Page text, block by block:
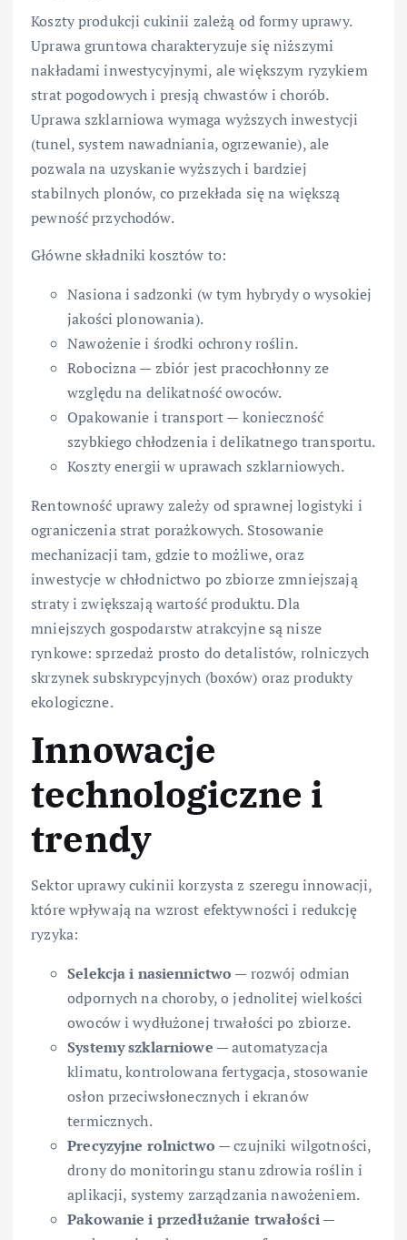
Koszty produkcji cukinii zależą od formy uprawy.
Uprawa gruntowa charakteryzuje się niższymi
nakładami inwestycyjnymi, ale większym ryzykiem
strat pogodowych i presją chwastów i chorób.
Uprawa szklarniowa wymaga wyższych inwestycji
(tunel, system nawadniania, ogrzewanie), ale
pozwala na uzyskanie wyższych i bardziej
stabilnych plonów, co przekłada się na większą
pewność przychodów.
Główne składniki kosztów to:
Nasiona i sadzonki (w tym hybrydy o wysokiej
jakości plonowania).
Nawożenie i środki ochrony roślin.
Robocizna — zbiór jest pracochłonny ze
względu na delikatność owoców.
Opakowanie i transport — konieczność
szybkiego chłodzenia i delikatnego transportu.
Koszty energii w uprawach szklarniowych.
Rentowność uprawy zależy od sprawnej logistyki i
ograniczenia strat porażkowych. Stosowanie
mechanizacji tam, gdzie to możliwe, oraz
inwestycje w chłodnictwo po zbiorze zmniejszają
straty i zwiększają wartość produktu. Dla
mniejszych gospodarstw atrakcyjne są nisze
rynkowe: sprzedaż prosto do detalistów, rolniczych
skrzynek subskrypcyjnych (boxów) oraz produkty
ekologiczne.
Innowacje
technologiczne i
trendy
Sektor uprawy cukinii korzysta z szeregu innowacji,
które wpływają na wzrost efektywności i redukcję
ryzyka:
Selekcja i nasiennictwo — rozwój odmian
odpornych na choroby, o jednolitej wielkości
owoców i wydłużonej trwałości po zbiorze.
Systemy szklarniowe — automatyzacja
klimatu, kontrolowana fertygacja, stosowanie
osłon przeciwsłonecznych i ekranów
termicznych.
Precyzyjne rolnictwo — czujniki wilgotności,
drony do monitoringu stanu zdrowia roślin i
aplikacji, systemy zarządzania nawożeniem.
Pakowanie i przedłużanie trwałości—